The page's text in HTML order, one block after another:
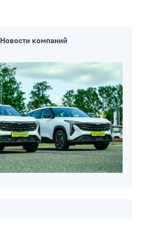
Новости компаний